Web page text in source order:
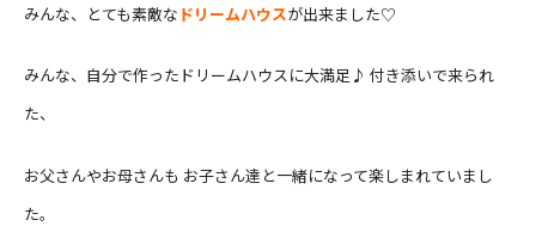
みんな、とても素敵な ドリームハウスが出来ました♡
みんな、自分で作ったドリームハウスに大満足♪ 付き添いで来られ
た、
お父さんやお母さんも お子さん達と一緒になって楽しまれていまし
た。